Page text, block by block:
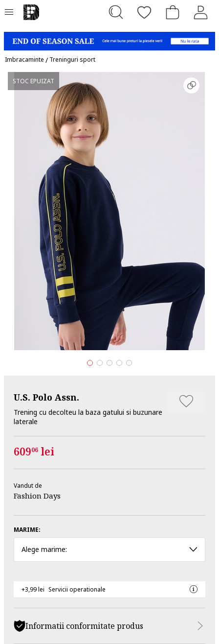
Imbracaminte / Treninguri sport
STOC EPUIZAT
U.S. Polo Assn.
Trening cu decolteu la baza gatului si buzunare
laterale
60906 lei
Vandut de
Fashion Days
MARIME:
Alege marime:
+3,99 lei Servicii operationale
Informatii conformitate produs